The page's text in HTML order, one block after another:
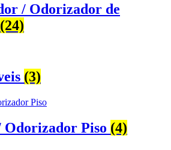
/ Odorizador de
(24)
(3)
Piso (4)